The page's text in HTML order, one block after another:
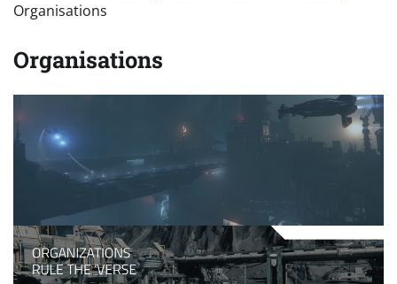
Organisations
Organisations